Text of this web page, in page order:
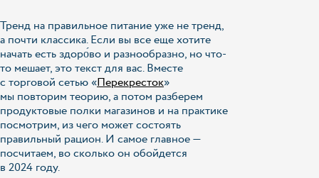
Тренд на правильное питание уже не тренд,
а почти классика. Если вы все еще хотите
начать есть здоро́во и разнообразно, но что-
то мешает, это текст для вас. Вместе
с торговой сетью «Перекресток»
мы повторим теорию, а потом разберем
продуктовые полки магазинов и на практике
посмотрим, из чего может состоять
правильный рацион. И самое главное —
посчитаем, во сколько он обойдется
в 2024 году.